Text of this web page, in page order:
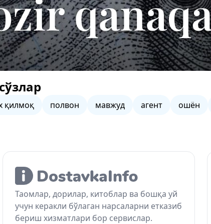
қилмоқ полвон мавжуд агент ошён
Таомлар, дорилар, китоблар ва бошқа уй
учун керакли бўлаган нарсаларни етказиб
бериш хизматлари бор сервислар.